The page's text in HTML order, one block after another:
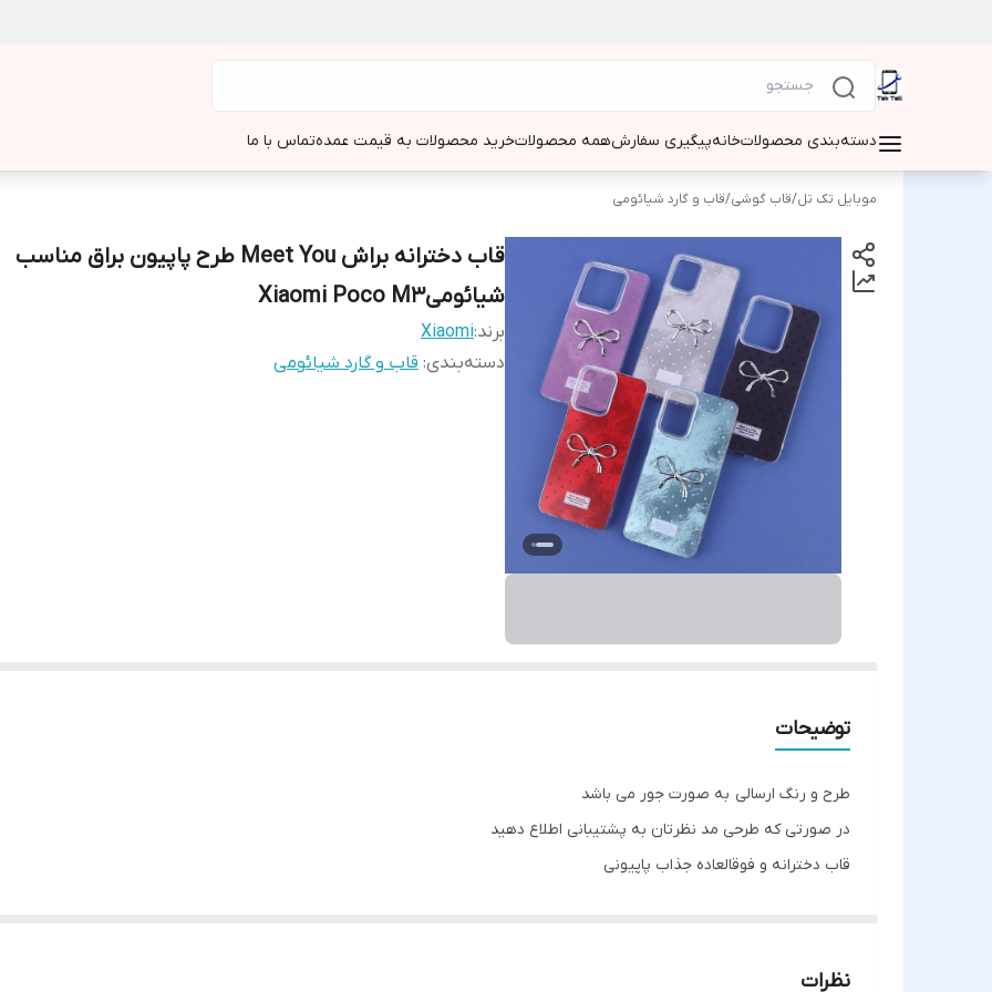
دسته‌بندی محصولاتخانهپیگیری سفارشهمه محصولاتخرید محصولات به قیمت عمدهتماس با ما
موبایل تک تل/قاب گوشی/قاب و گارد شیائومی
قاب دخترانه براش Meet You طرح پاپیون براق مناسب
شیائومیXiaomi Poco M3
برند:Xiaomi
دسته‌بندی: قاب و گارد شیائومی
توضیحات
طرح و رنگ ارسالی به صورت جور می باشد
در صورتی که طرحی مد نظرتان به پشتیبانی اطلاع دهید
قاب دخترانه و فوقالعاده جذاب پاپیونی
نظرات